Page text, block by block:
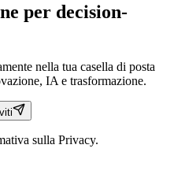
per decision-
nella tua casella di posta
IA e trasformazione.
sulla Privacy.